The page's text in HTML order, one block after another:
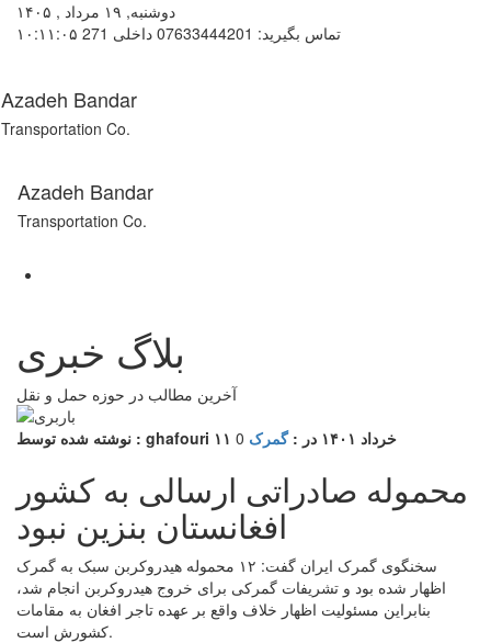
دوشنبه, ۱۹ مرداد , ۱۴۰۵
۱۰:۱۱:۰۵
تماس بگیرید: 07633444201 داخلی 271
Azadeh Bandar
Transportation Co.
Azadeh Bandar
Transportation Co.
بلاگ خبری
آخرین مطالب در حوزه حمل و نقل
نوشته شده توسط : ghafouri
۱۱ خرداد ۱۴۰۱ در :گمرک 0
محموله صادراتی ارسالی به کشور
افغانستان بنزین نبود
سخنگوی گمرک ایران گفت: ۱۲ محموله هیدروکربن سبک به گمرک
اظهار شده بود و تشریفات گمرکی برای خروج هیدروکربن انجام شد،
بنابراین مسئولیت اظهار خلاف واقع بر عهده تاجر افغان به مقامات
کشورش است.